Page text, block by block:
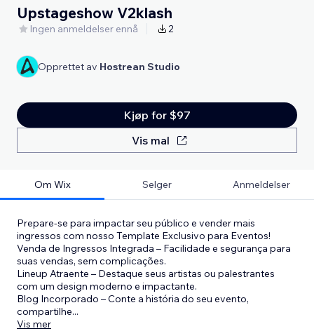
Upstageshow V2klash
Ingen anmeldelser ennå 2
Opprettet av Hostrean Studio
Kjøp for $97
Vis mal
Om Wix Selger Anmeldelser
Prepare-se para impactar seu público e vender mais
ingressos com nosso Template Exclusivo para Eventos!
Venda de Ingressos Integrada – Facilidade e segurança para
suas vendas, sem complicações.
Lineup Atraente – Destaque seus artistas ou palestrantes
com um design moderno e impactante.
Blog Incorporado – Conte a história do seu evento,
compartilhe...
Vis mer